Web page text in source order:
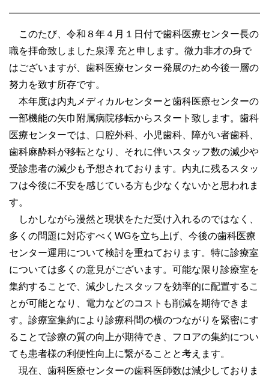
このたび、令和８年４月１日付で歯科医療センター長の
職を拝命致しました泉澤 充と申します。微力非才の身で
はございますが、歯科医療センター発展のため今後一層の
努力を致す所存です。
本年度は内丸メディカルセンターと歯科医療センターの
一部機能の矢巾附属病院移転からスタート致します。歯科
医療センターでは、口腔外科、小児歯科、障がい者歯科、
歯科麻酔科が移転となり、それに伴いスタッフ数の減少や
受診患者の減少も予想されております。内丸に残るスタッ
フは今後に不安を感じている方も少なくないかと思われま
す。
しかしながら漫然と現状をただ受け入れるのではなく、
多くの問題に対応すべくWGを立ち上げ、今後の歯科医療
センター運用について検討を重ねております。特に診療室
については多くの意見がございます。可能な限り診療室を
集約することで、減少したスタッフを効率的に配置するこ
とが可能となり、電力などのコストも削減を期待できま
す。診療室集約により診療科間の横のつながりを緊密にす
ることで診療の質の向上が期待でき、フロアの集約につい
ても患者様の利便性向上に繋がることと考えます。
現在、歯科医療センターの歯科医師数は減少しておりま